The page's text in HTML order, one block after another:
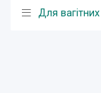
Для